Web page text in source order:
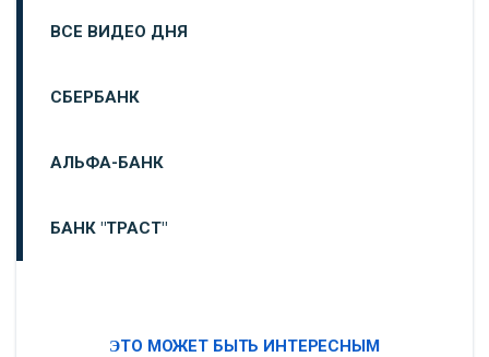
ВСЕ ВИДЕО ДНЯ
СБЕРБАНК
АЛЬФА-БАНК
БАНК "ТРАСТ"
ЭТО МОЖЕТ БЫТЬ ИНТЕРЕСНЫМ